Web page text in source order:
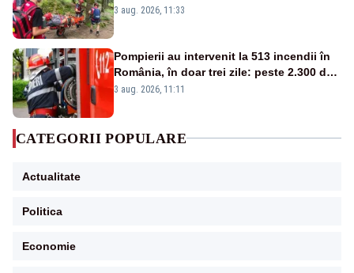
3 aug. 2026, 11:33
Pompierii au intervenit la 513 incendii în
România, în doar trei zile: peste 2.300 de
hectare de teren au fost afectate
3 aug. 2026, 11:11
CATEGORII POPULARE
Actualitate
Politica
Economie